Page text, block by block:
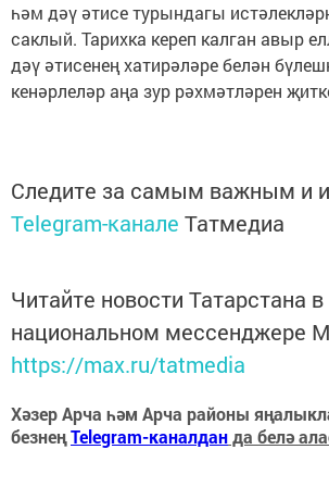
һәм дәү әтисе турындагы
саклый. Тарихка кереп калган авыр
дәү әтисенең хатирәләре белән
кенәрлеләр аңа зур рәхмәтләрен
Следите за самым важным и
Telegram-канале Татмедиа
Читайте новости Татарстана в
национальном мессенджере
https://max.ru/tatmedia
Хәзер Арча һәм Арча районы
безнеңTelegram-каналданда белә